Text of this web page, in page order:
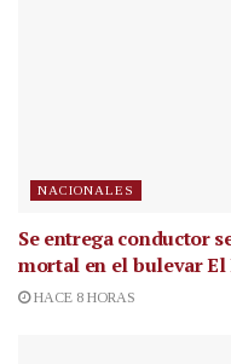
NACIONALES
Se entrega conductor
mortal en el bulevar
HACE 8 HORAS